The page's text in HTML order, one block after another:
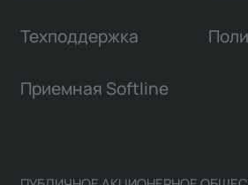
Техподдержка
Приемная Softline